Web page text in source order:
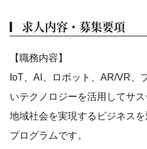
求人内容・募集要項
【職務内容】
IoT、AI、ロボット、AR/VR、
いテクノロジーを活用してサ
地域社会を実現するビジネス
プログラムです。